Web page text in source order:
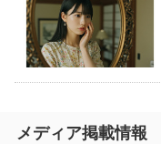
メディア掲載情報